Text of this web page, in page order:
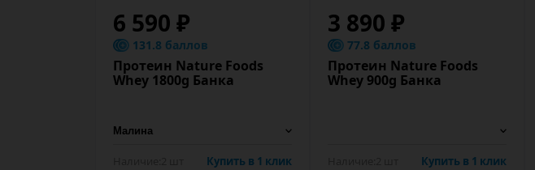
6 590 ₽
131.8 баллов
Протеин Nature Foods
Whey 1800g Банка
Купить в 1 клик
3 890 ₽
77.8 баллов
Протеин Nature Foods
Whey 900g Банка
Купить в 1 клик